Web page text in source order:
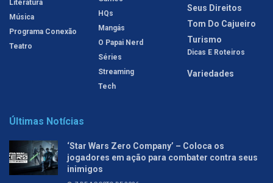
Literatura
Música
Programa Conexão
Teatro
HQs
Mangás
O Papai Nerd
Séries
Streaming
Tech
Seus Direitos
Tom Do Cajueiro
Turismo
Dicas E Roteiros
Variedades
Últimas Notícias
‘Star Wars Zero Company’ – Coloca os
jogadores em ação para combater contra seus
inimigos